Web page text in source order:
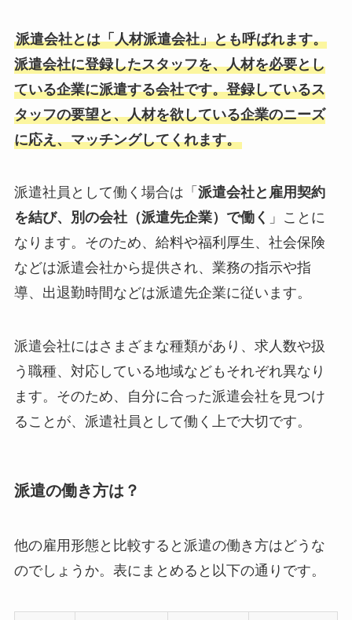
派遣会社とは「人材派遣会社」とも呼ばれます。
派遣会社に登録したスタッフを、人材を必要とし
ている企業に派遣する会社です。登録しているス
タッフの要望と、人材を欲している企業のニーズ
に応え、マッチングしてくれます。
派遣社員として働く場合は「 派遣会社と雇用契約
を結び、別の会社（派遣先企業）で働く 」ことに
なります。そのため、給料や福利厚生、社会保険
などは派遣会社から提供され、業務の指示や指
導、出退勤時間などは派遣先企業に従います。
派遣会社にはさまざまな種類があり、求人数や扱
う職種、対応している地域などもそれぞれ異なり
ます。そのため、自分に合った派遣会社を見つけ
ることが、派遣社員として働く上で大切です。
派遣の働き方は？
他の雇用形態と比較すると派遣の働き方はどうな
のでしょうか。表にまとめると以下の通りです。